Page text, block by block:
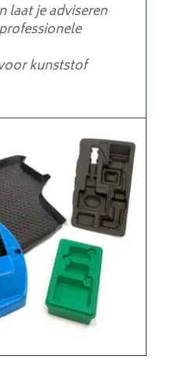
laat je adviseren
kunststof